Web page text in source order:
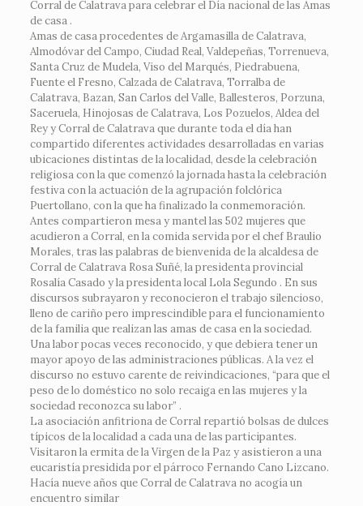
Corral de Calatrava para celebrar el Día nacional de las Amas
de casa .
Amas de casa procedentes de Argamasilla de Calatrava,
Almodóvar del Campo, Ciudad Real, Valdepeñas, Torrenueva,
Santa Cruz de Mudela, Viso del Marqués, Piedrabuena,
Fuente el Fresno, Calzada de Calatrava, Torralba de
Calatrava, Bazan, San Carlos del Valle, Ballesteros, Porzuna,
Saceruela, Hinojosas de Calatrava, Los Pozuelos, Aldea del
Rey y Corral de Calatrava que durante toda el día han
compartido diferentes actividades desarrolladas en varias
ubicaciones distintas de la localidad, desde la celebración
religiosa con la que comenzó la jornada hasta la celebración
festiva con la actuación de la agrupación folclórica
Puertollano, con la que ha finalizado la conmemoración.
Antes compartieron mesa y mantel las 502 mujeres que
acudieron a Corral, en la comida servida por el chef Braulio
Morales, tras las palabras de bienvenida de la alcaldesa de
Corral de Calatrava Rosa Suñé, la presidenta provincial
Rosalía Casado y la presidenta local Lola Segundo . En sus
discursos subrayaron y reconocieron el trabajo silencioso,
lleno de cariño pero imprescindible para el funcionamiento
de la familia que realizan las amas de casa en la sociedad.
Una labor pocas veces reconocido, y que debiera tener un
mayor apoyo de las administraciones públicas. A la vez el
discurso no estuvo carente de reivindicaciones, “para que el
peso de lo doméstico no solo recaiga en las mujeres y la
sociedad reconozca su labor” .
La asociación anfitriona de Corral repartió bolsas de dulces
típicos de la localidad a cada una de las participantes.
Visitaron la ermita de la Virgen de la Paz y asistieron a una
eucaristía presidida por el párroco Fernando Cano Lizcano.
Hacía nueve años que Corral de Calatrava no acogía un
encuentro similar